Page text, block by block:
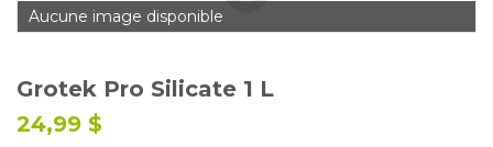
Service à la clientèle
Nous joindre
Aucune image disponible
Grotek Pro Silicate 1 L
24,99 $